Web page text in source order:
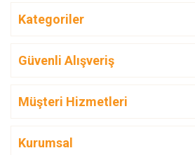
Kategoriler
Güvenli Alışveriş
Müşteri Hizmetleri
Kurumsal